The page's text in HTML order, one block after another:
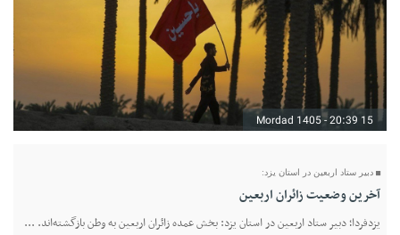
15 Mordad 1405 - 20:39
دبیر ستاد اربعین در استان یزد:
آخرین وضعیت زائران اربعین
یزدفردا؛ دبیر ستاد اربعین در استان یزد: بخش عمده زائران اربعین به وطن بازگشته‌اند. ...